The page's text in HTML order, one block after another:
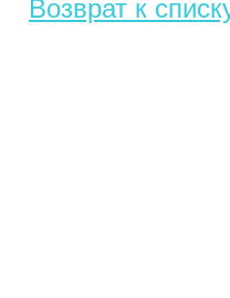
Возврат к